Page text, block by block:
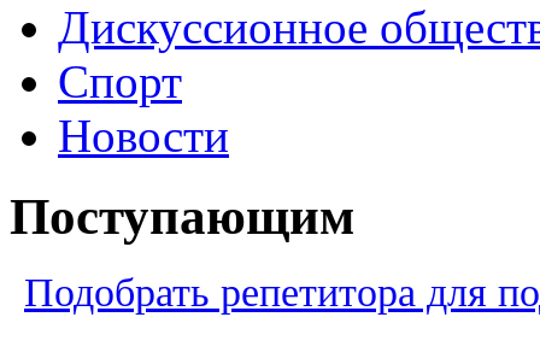
Дискуссионное
Спорт
Новости
Поступающим
Подобрать репетитора для